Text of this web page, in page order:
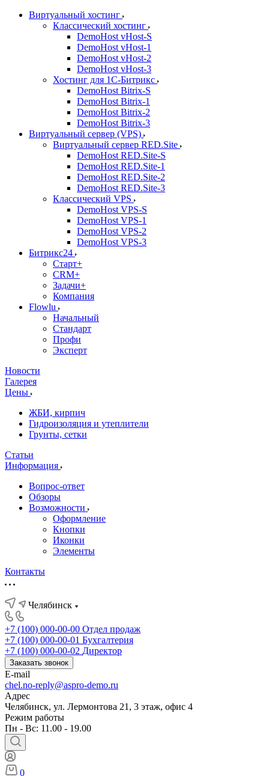
Виртуальный хостинг
Классический хостинг
DemoHost vHost-S
DemoHost vHost-1
DemoHost vHost-2
DemoHost vHost-3
Хостинг для 1С-Битрикс
DemoHost Bitrix-S
DemoHost Bitrix-1
DemoHost Bitrix-2
DemoHost Bitrix-3
Виртуальный сервер (VPS)
Виртуальный сервер RED.Site
DemoHost RED.Site-S
DemoHost RED.Site-1
DemoHost RED.Site-2
DemoHost RED.Site-3
Классический VPS
DemoHost VPS-S
DemoHost VPS-1
DemoHost VPS-2
DemoHost VPS-3
Битрикс24
Старт+
CRM+
Задачи+
Компания
Flowlu
Начальный
Стандарт
Профи
Эксперт
Новости
Галерея
Цены
ЖБИ, кирпич
Гидроизоляция и утеплители
Грунты, сетки
Статьи
Информация
Вопрос-ответ
Обзоры
Возможности
Оформление
Кнопки
Иконки
Элементы
Контакты
Челябинск
+7 (100) 000-00-00 Отдел продаж
+7 (100) 000-00-01 Бухгалтерия
+7 (100) 000-00-02 Директор
Заказать звонок
E-mail
chel.no-reply@aspro-demo.ru
Адрес
Челябинск, ул. Лермонтова 21, 3 этаж, офис 4
Режим работы
Пн - Вс: 11.00 - 19.00
0